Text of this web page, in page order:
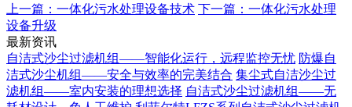
上一篇：一体化污水处理设备技术 下一篇：一体化污水处理
设备升级
最新资讯
自洁式沙尘过滤机组——智能化运行，远程监控无忧 防爆自
洁式沙尘机组——安全与效率的完美结合 集尘式自洁沙尘过
滤机组——室内安装的理想选择 自洁式沙尘过滤机组——无